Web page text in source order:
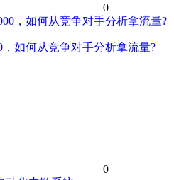
0
，如何从竞争对手分析拿流量?
0